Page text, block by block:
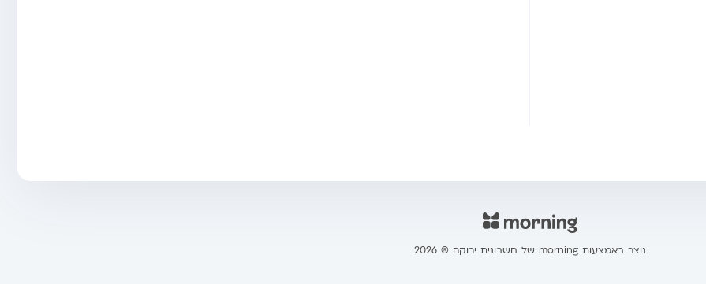
נוצר באמצעות morning של חשבונית ירוקה ® 2026